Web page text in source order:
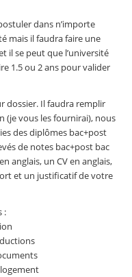
dans n’importe
mais il faudra faire une
il se peut que l’université
1.5 ou 2 ans pour valider
dossier. Il faudra remplir
(je vous les fournirai), nous
des diplômes bac+post
de notes bac+post bac
anglais, un CV en anglais,
et un justificatif de votre
: